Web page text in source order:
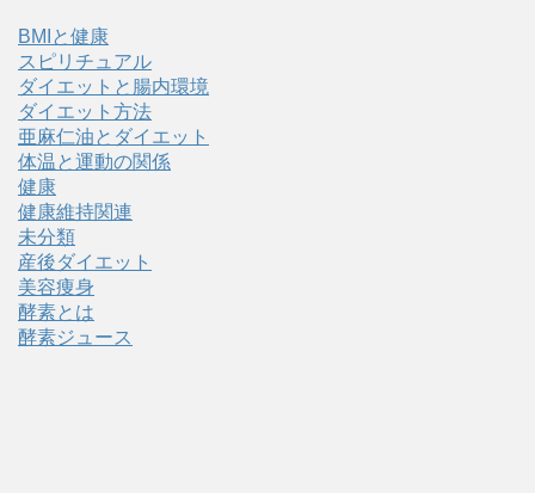
BMIと健康
スピリチュアル
ダイエットと腸内環境
ダイエット方法
亜麻仁油とダイエット
体温と運動の関係
健康
健康維持関連
未分類
産後ダイエット
美容痩身
酵素とは
酵素ジュース